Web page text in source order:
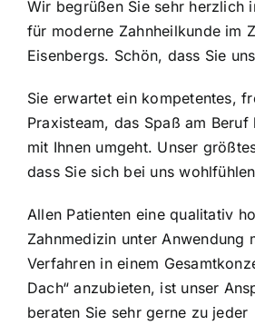
Wir begrüßen Sie sehr herzlich
für moderne Zahnheilkunde im
Eisenbergs. Schön, dass Sie
Sie erwartet ein kompetentes,
Praxisteam, das Spaß am
mit Ihnen umgeht. Unser
dass Sie sich bei uns
Allen Patienten eine qualitativ
Zahnmedizin unter Anwendung
Verfahren in einem
Dach“ anzubieten, ist unser
beraten Sie sehr gerne zu jeder